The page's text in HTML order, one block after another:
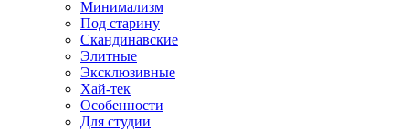
Минимализм
Под старину
Скандинавские
Элитные
Эксклюзивные
Хай-тек
Особенности
Для студии